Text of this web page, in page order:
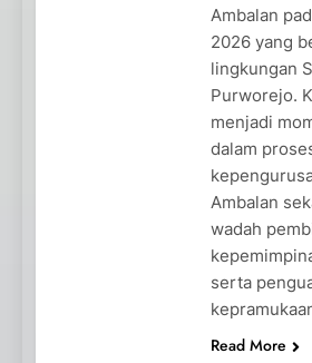
Ambalan
2026 yang
lingkungan
Purworejo.
menjadi
dalam
Ambalan
wadah
serta
Read More